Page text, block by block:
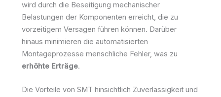
wird durch die Beseitigung mechanischer
Belastungen der Komponenten erreicht, die zu
vorzeitigem Versagen führen können. Darüber
hinaus minimieren die automatisierten
Montageprozesse menschliche Fehler, was zu
erhöhte Erträge.
Die Vorteile von SMT hinsichtlich Zuverlässigkeit und